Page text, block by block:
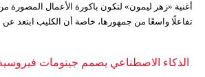
أغنية «زهر ليمون» لتكون باكورة الأعمال المصورة
تفاعلًا واسعًا من جمهورها، خاصة أن الكليب ابتعد عن
الذكاء الاصطناعي يصمم جينومات فيروسية